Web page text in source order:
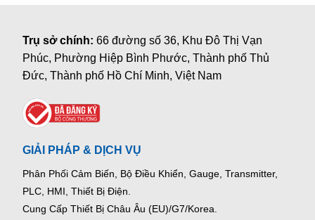
Trụ sở chính:66 đường số 36, Khu Đô Thị Vạn
Phúc, Phường Hiệp Bình Phước, Thành phố Thủ
Đức, Thành phố Hồ Chí Minh, Việt Nam
GIẢI PHÁP & DỊCH VỤ
Phân Phối Cảm Biến, Bộ Điều Khiển, Gauge, Transmitter,
PLC, HMI, Thiết Bị Điện.
Cung Cấp Thiết Bị Châu Âu (EU)/G7/Korea.